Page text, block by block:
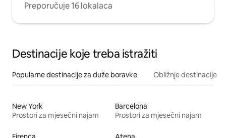
Preporučuje 16 lokalaca
Destinacije koje treba istražiti
Popularne destinacije za duže boravke Obližnje destinacije
New York
Prostori za mjesečni najam
Barcelona
Prostori za mjesečni najam